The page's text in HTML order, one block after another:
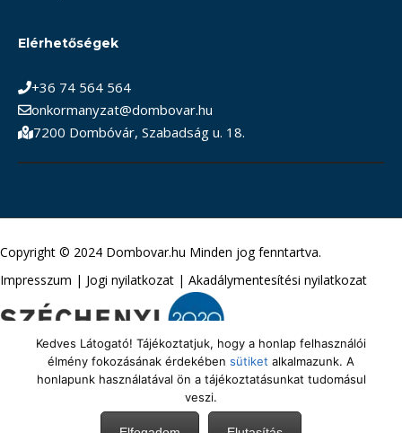
Elérhetőségek
+36 74 564 564
onkormanyzat@dombovar.hu
7200 Dombóvár, Szabadság u. 18.
Copyright © 2024 Dombovar.hu Minden jog fenntartva.
Impresszum | Jogi nyilatkozat | Akadálymentesítési nyilatkozat
Kedves Látogató! Tájékoztatjuk, hogy a honlap felhasználói
élmény fokozásának érdekében sütiket alkalmazunk. A
honlapunk használatával ön a tájékoztatásunkat tudomásul
veszi.